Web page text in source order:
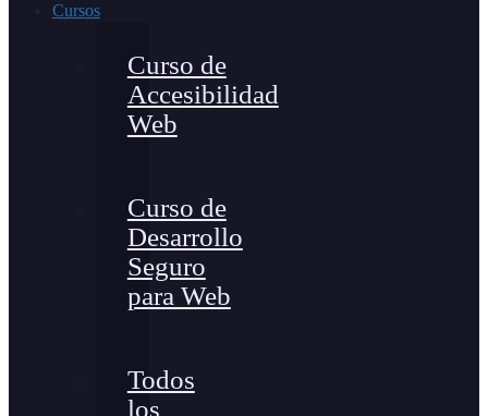
Cursos
Curso de
Accesibilidad
Web
Curso de
Desarrollo
Seguro
para Web
Todos
los